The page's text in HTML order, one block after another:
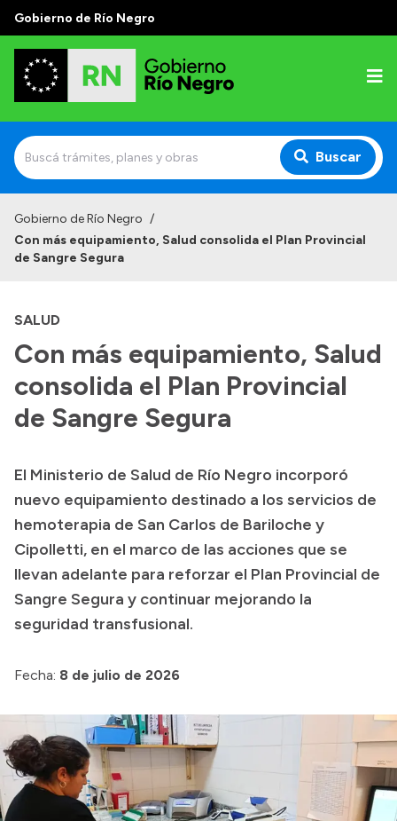
Gobierno de Río Negro
Buscar
Autoridades
Autoridades y Organismos
Discursos en la Legislatura
Casa de Gobierno
Acerca de Río Negro
Geografía
Invertí en Río Negro
Transparencia
Presupuesto
Consulta de expedientes
Consulta de pago a proveedores
Convocatorias
Gobierno de Río Negro /
Con más equipamiento, Salud consolida el Plan Provincial
de Sangre Segura
SALUD
Con más equipamiento, Salud
consolida el Plan Provincial
de Sangre Segura
El Ministerio de Salud de Río Negro incorporó
nuevo equipamiento destinado a los servicios de
hemoterapia de San Carlos de Bariloche y
Cipolletti, en el marco de las acciones que se
llevan adelante para reforzar el Plan Provincial de
Sangre Segura y continuar mejorando la
seguridad transfusional.
Fecha: 8 de julio de 2026